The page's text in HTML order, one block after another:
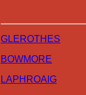
GLEROTHES
BOWMORE
LAPHROAIG